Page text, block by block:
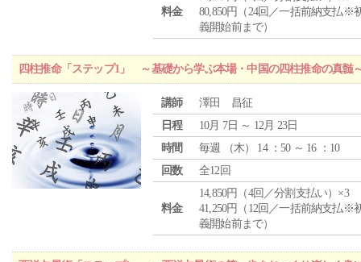
料金
80,850円（24回／一括前納支払※
義開始前まで）
四柱推命「ステップ1」 ～基礎から学ぶ本場・中国の四柱推命の真髄
講師
澤田 昌征
日程
10月 7日 ～ 12月 23日
時間
毎週 （木） 14 ：50 ～ 16 ：10
回数
全12回
料金
14,850円（4回／分割支払い）×3
41,250円（12回／一括前納支払※
義開始前まで）